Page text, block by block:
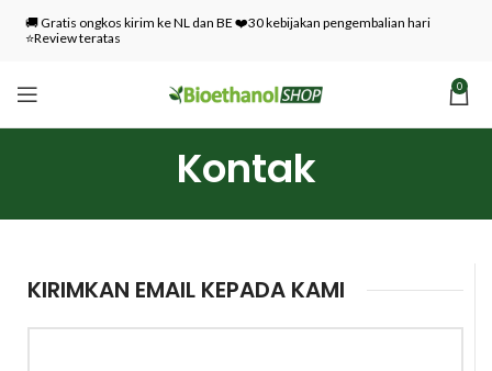
🚚 Gratis ongkos kirim ke NL dan BE ❤️30 kebijakan pengembalian hari
⭐Review teratas
0
Kontak
KIRIMKAN EMAIL KEPADA KAMI